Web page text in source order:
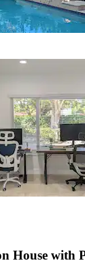
House with